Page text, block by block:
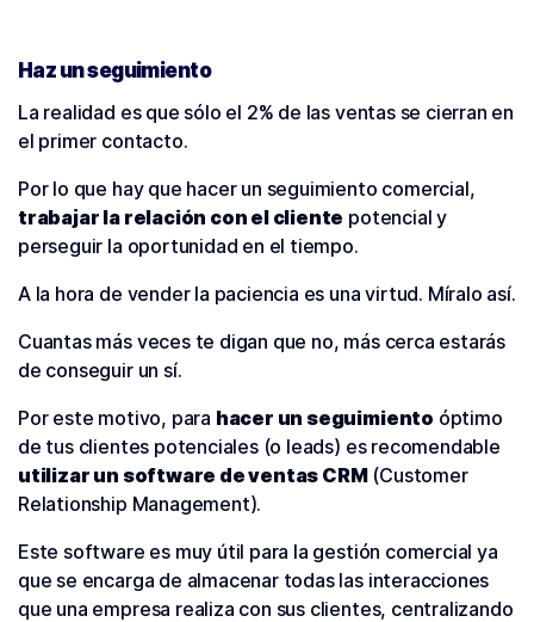
Haz un seguimiento
La realidad es que sólo el 2% de las ventas se cierran en
el primer contacto.
Por lo que hay que hacer un seguimiento comercial,
trabajar la relación con el cliente potencial y
perseguir la oportunidad en el tiempo.
A la hora de vender la paciencia es una virtud. Míralo así.
Cuantas más veces te digan que no, más cerca estarás
de conseguir un sí.
Por este motivo, para hacer un seguimiento óptimo
de tus clientes potenciales (o leads) es recomendable
utilizar un software de ventas CRM(Customer
Relationship Management).
Este software es muy útil para la gestión comercial ya
que se encarga de almacenar todas las interacciones
que una empresa realiza con sus clientes, centralizando